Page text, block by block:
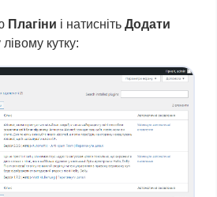
Плагіни і натисніть Додати
кутку: